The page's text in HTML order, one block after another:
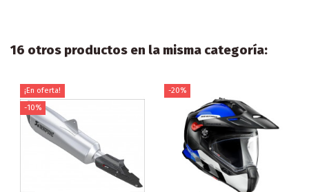
16 otros productos en la misma categoría:
¡En oferta!
-10%
-20%